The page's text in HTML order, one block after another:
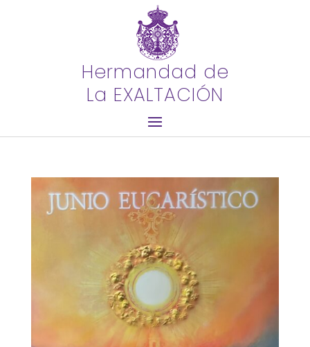
Hermandad de
La EXALTACIÓN